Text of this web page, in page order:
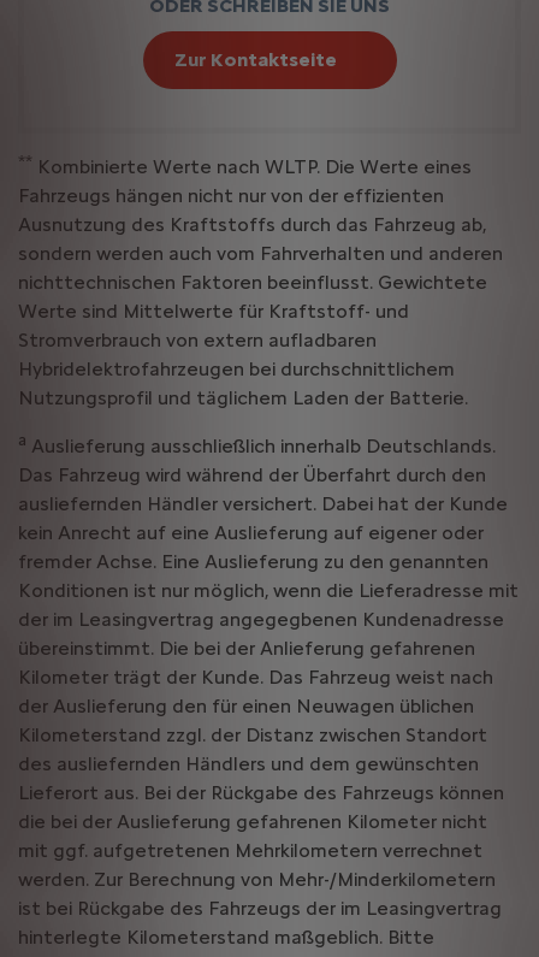
ODER SCHREIBEN SIE UNS
Zur Kontaktseite
** Kombinierte Werte nach WLTP. Die Werte eines
Fahrzeugs hängen nicht nur von der effizienten
Ausnutzung des Kraftstoffs durch das Fahrzeug ab,
sondern werden auch vom Fahrverhalten und anderen
nichttechnischen Faktoren beeinflusst. Gewichtete
Werte sind Mittelwerte für Kraftstoff- und
Stromverbrauch von extern aufladbaren
Hybridelektrofahrzeugen bei durchschnittlichem
Nutzungsprofil und täglichem Laden der Batterie.
a Auslieferung ausschließlich innerhalb Deutschlands.
Das Fahrzeug wird während der Überfahrt durch den
ausliefernden Händler versichert. Dabei hat der Kunde
kein Anrecht auf eine Auslieferung auf eigener oder
fremder Achse. Eine Auslieferung zu den genannten
Konditionen ist nur möglich, wenn die Lieferadresse mit
der im Leasingvertrag angegegbenen Kundenadresse
übereinstimmt. Die bei der Anlieferung gefahrenen
Kilometer trägt der Kunde. Das Fahrzeug weist nach
der Auslieferung den für einen Neuwagen üblichen
Kilometerstand zzgl. der Distanz zwischen Standort
des ausliefernden Händlers und dem gewünschten
Lieferort aus. Bei der Rückgabe des Fahrzeugs können
die bei der Auslieferung gefahrenen Kilometer nicht
mit ggf. aufgetretenen Mehrkilometern verrechnet
werden. Zur Berechnung von Mehr-/Minderkilometern
ist bei Rückgabe des Fahrzeugs der im Leasingvertrag
hinterlegte Kilometerstand maßgeblich. Bitte